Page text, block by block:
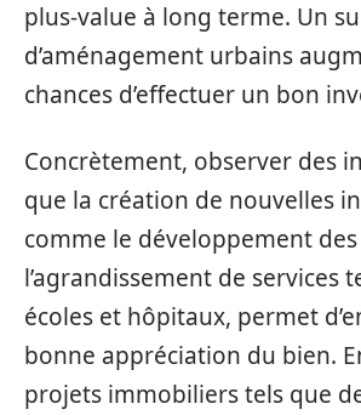
plus-value à long terme. Un
d’aménagement urbains
chances d’effectuer un bon
Concrètement, observer des
que la création de nouvelles
comme le développement
l’agrandissement de services
écoles et hôpitaux, permet
bonne appréciation du bien.
projets immobiliers tels que